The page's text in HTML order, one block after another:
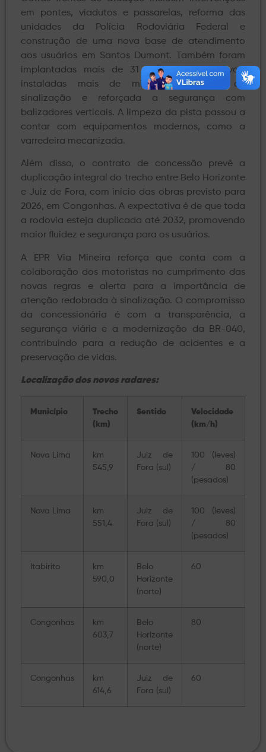
em pontes, viadutos e passarelas, reforma das
unidades da Polícia Rodoviária Federal e
construção de uma nova base de atendimento
aos usuários em Santos Dumont. Também foram
implantadas mais de 31 mil tachas refletivas,
instaladas mais de mil novas placas de
sinalização e reforçada a segurança com
balizadores verticais. A limpeza da pista passou a
contar com equipamentos modernos, como a
varredeira mecanizada.
Além disso, o contrato de concessão prevê a
duplicação integral do trecho entre Belo Horizonte
e Juiz de Fora, com início das obras previsto para
2026, em Congonhas. A expectativa é de que toda
a rodovia esteja duplicada até 2032, promovendo
maior fluidez e segurança para os usuários.
A EPR Via Mineira reforça que conta com a
colaboração dos motoristas no cumprimento das
novas regras e alerta para a importância de
atenção redobrada à sinalização. O compromisso
da concessionária é com a transparência, a
segurança viária e a modernização da BR-040,
contribuindo para a redução de acidentes e a
preservação de vidas.
Localização dos novos radares:
Município
Trecho
(km)
Sentido
Velocidade
(km/h)
Nova Lima
km
545,9
Juiz de
Fora (sul)
100 (leves)
/ 80
(pesados)
Nova Lima
km
551,4
Juiz de
Fora (sul)
100 (leves)
/ 80
(pesados)
Itabirito
km
590,0
Belo
Horizonte
(norte)
60
Congonhas
km
603,7
Belo
Horizonte
(norte)
80
Congonhas
km
614,6
Juiz de
Fora (sul)
60